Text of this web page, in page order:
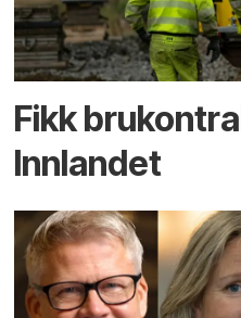
Fikk
Innlandet